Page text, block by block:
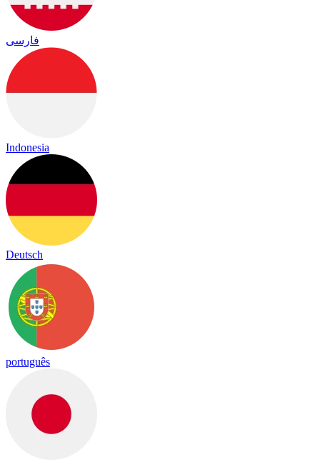
فارسی
Indonesia
Deutsch
português